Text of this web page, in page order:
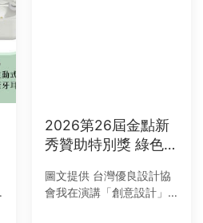
2026第26屆金點新
秀贊助特別獎 綠色-
圖文提供 台灣優良設計協
會我在演講「創意設計」